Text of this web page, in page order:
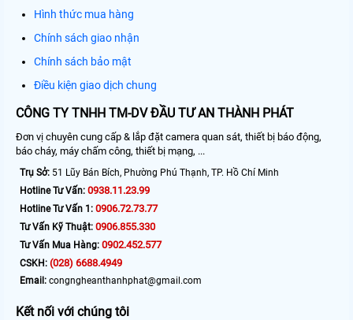
Hình thức mua hàng
Chính sách giao nhận
Chính sách bảo mật
Điều kiện giao dịch chung
CÔNG TY TNHH TM-DV ĐẦU TƯ AN THÀNH PHÁT
Đơn vị chuyên cung cấp & lắp đặt camera quan sát, thiết bị báo động,
báo cháy, máy chấm công, thiết bị mạng, ...
Trụ Sở: 51 Lũy Bán Bích, Phường Phú Thạnh, TP. Hồ Chí Minh
Hotline Tư Vấn: 0938.11.23.99
Hotline Tư Vấn 1: 0906.72.73.77
Tư Vấn Kỹ Thuật: 0906.855.330
Tư Vấn Mua Hàng: 0902.452.577
CSKH: (028) 6688.4949
Email: congngheanthanhphat@gmail.com
Kết nối với chúng tôi